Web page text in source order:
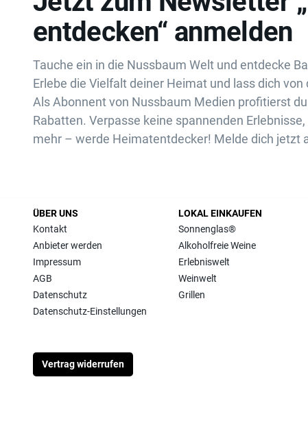
entdecken“ anmelden
Tauche ein in die Nussbaum Welt und entdecke
Erlebe die Vielfalt deiner Heimat und lass dich von
Als Abonnent von Nussbaum Medien profitierst
Rabatten. Verpasse keine spannenden
mehr – werde Heimatentdecker! Melde dich jetzt
ÜBER UNS
Kontakt
Anbieter werden
Impressum
AGB
Datenschutz
Datenschutz-Einstellungen
LOKAL EINKAUFEN
Sonnenglas®
Alkoholfreie Weine
Erlebniswelt
Weinwelt
Grillen
Vertrag widerrufen